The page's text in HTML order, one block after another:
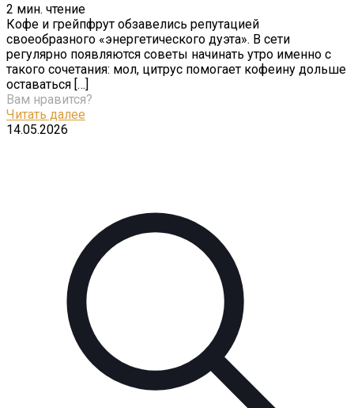
2 мин. чтение
Кофе и грейпфрут обзавелись репутацией
своеобразного «энергетического дуэта». В сети
регулярно появляются советы начинать утро именно с
такого сочетания: мол, цитрус помогает кофеину дольше
оставаться […]
Вам нравится?
Читать далее
14.05.2026